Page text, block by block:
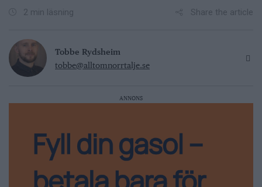
2 min läsning Share the article
Tobbe Rydsheim
tobbe@alltomnorrtalje.se
ANNONS